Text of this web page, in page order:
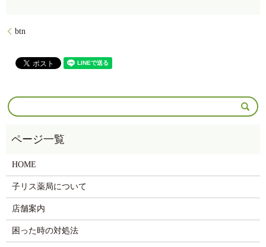
btn
HOME
子リス薬局について
店舗案内
困った時の対処法